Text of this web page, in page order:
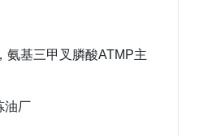
氨基三甲叉膦酸ATMP主
油厂